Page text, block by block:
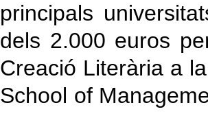
principals
dels 2.000 euros
Creació Literària a
School of